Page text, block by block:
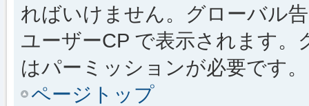
ればいけません。グローバル
ユーザーCP で表示されます
はパーミッションが必要です。
ページトップ